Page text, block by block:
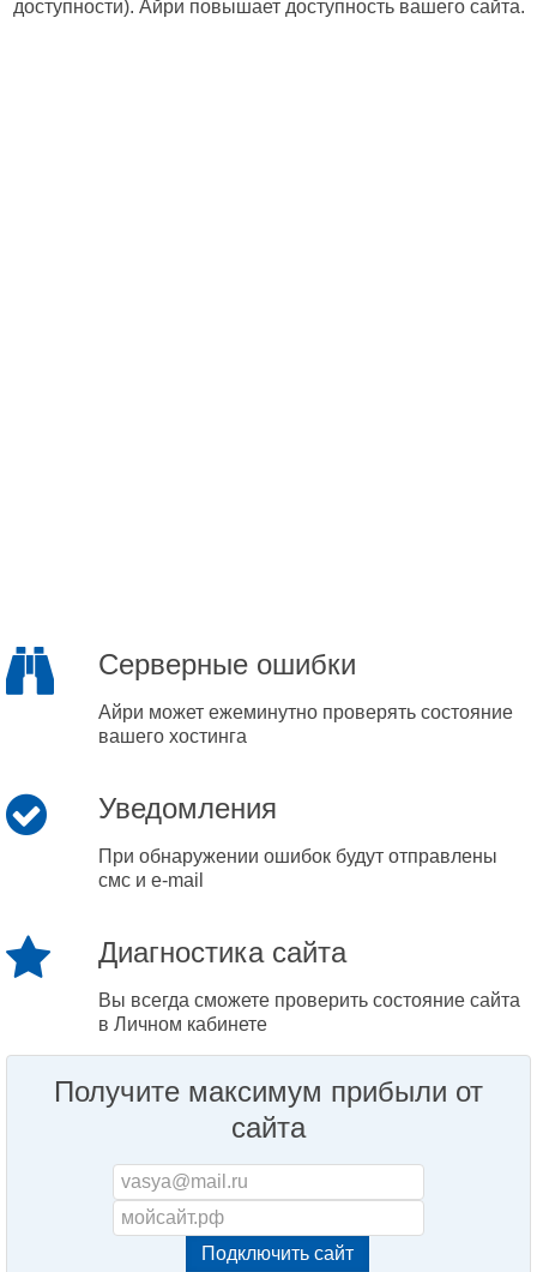
доступности). Айри повышает доступность вашего сайта.
Серверные ошибки
Айри может ежеминутно проверять состояние
вашего хостинга
Уведомления
При обнаружении ошибок будут отправлены
смс и e-mail
Диагностика сайта
Вы всегда сможете проверить состояние сайта
в Личном кабинете
Получите максимум прибыли от
сайта